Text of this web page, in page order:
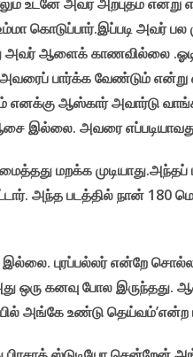
கொடுப்பார்.இப்படி அவர்
அவர் ஆளைக் காணவில்லை
அவரைப் பார்க்க வேண்டும்
எனக்கு ஆஸ்கார் அவார்டு
அவரை எப்படியாவது
மறக்க
அந்த படத்தில் நான் 180
இல்லை. புரப்பல்லர் என்றே
ஒரு கனவு போல இருந்தது.
அங்கே உண்டு தெய்வம்’என்ற